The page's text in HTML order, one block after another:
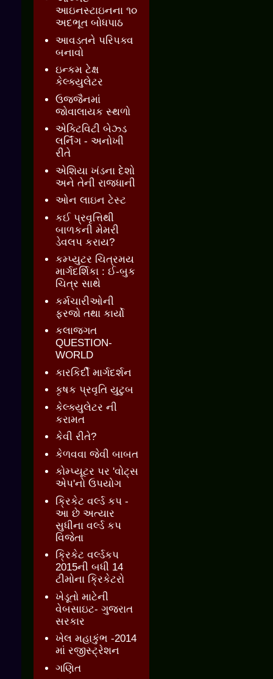
આઇનસ્ટાઇનના ૧૦
અદભૂત બોધપાઠ
આવડતને પરિપક્વ
બનાવો
ઇન્કમ ટેક્ષ
કેલ્ક્યુલેટર
ઉજ્જૈનમાં
જોવાલાયક સ્થળો
એક્ટિવિટી બેઝ્ડ
લર્નિંગ - અનોખી
રીતે
એશિયા ખંડના દેશો
અને તેની રાજધાની
ઓન લાઇન ટેસ્ટ
કઈ પ્રવૃત્તિથી
બાળકની મેમરી
ડેવલપ કરાય?
કમ્પ્યુટર ચિત્રમય
માર્ગદર્શિકા : ઈ-બુક
ચિત્ર સાથે
કર્મચારીઓની
ફરજો તથા કાર્યો
કલાજગત
QUESTION-
WORLD
કારકિર્દી માર્ગદર્શન
કૃષક પ્રવૃતિ યુટુબ
કેલ્ક્યુલેટર ની
કરામત
કેવી રીતે?
કેળવવા જેવી બાબત
કોમ્પ્યૂટર પર 'વોટ્સ
એપ'નો ઉપયોગ
ક્રિકેટ વર્લ્ડ કપ -
આ છે અત્યાર
સુધીના વર્લ્ડ કપ
વિજેતા
ક્રિકેટ વર્લ્ડકપ
2015ની બધી 14
ટીમોના ક્રિકેટરો
ખેડૂતો માટેની
વેબસાઇટ- ગુજરાત
સરકાર
ખેલ મહાકુંભ -2014
માં રજીસ્ટ્રેશન
ગણિત